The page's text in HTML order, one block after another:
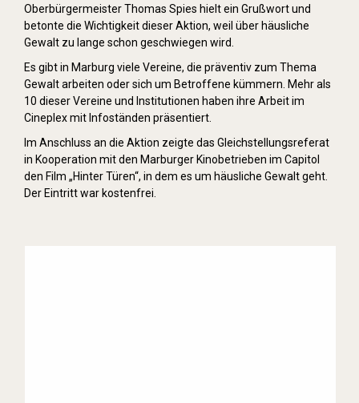
Oberbürgermeister Thomas Spies hielt ein Grußwort und
betonte die Wichtigkeit dieser Aktion, weil über häusliche
Gewalt zu lange schon geschwiegen wird.
Es gibt in Marburg viele Vereine, die präventiv zum Thema
Gewalt arbeiten oder sich um Betroffene kümmern. Mehr als
10 dieser Vereine und Institutionen haben ihre Arbeit im
Cineplex mit Infoständen präsentiert.
Im Anschluss an die Aktion zeigte das Gleichstellungsreferat
in Kooperation mit den Marburger Kinobetrieben im Capitol
den Film „Hinter Türen“, in dem es um häusliche Gewalt geht.
Der Eintritt war kostenfrei.